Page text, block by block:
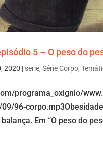
5 – O peso do
2020 | serie,Série Corpo,
programa_oxignio/
96-
Em “O peso do